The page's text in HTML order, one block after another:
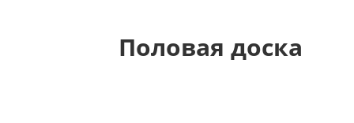
Половая доска